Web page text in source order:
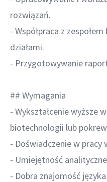
rozwiązań.
- Współpraca z
działami.
- Przygotowywanie
## Wymagania
- Wykształcenie wyższe
biotechnologii lub
- Doświadczenie w pracy
- Umiejętność
- Dobra znajomość